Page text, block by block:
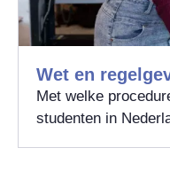
Wet en
Met welke
studenten in